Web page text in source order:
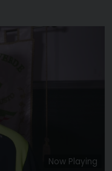
Now Playing